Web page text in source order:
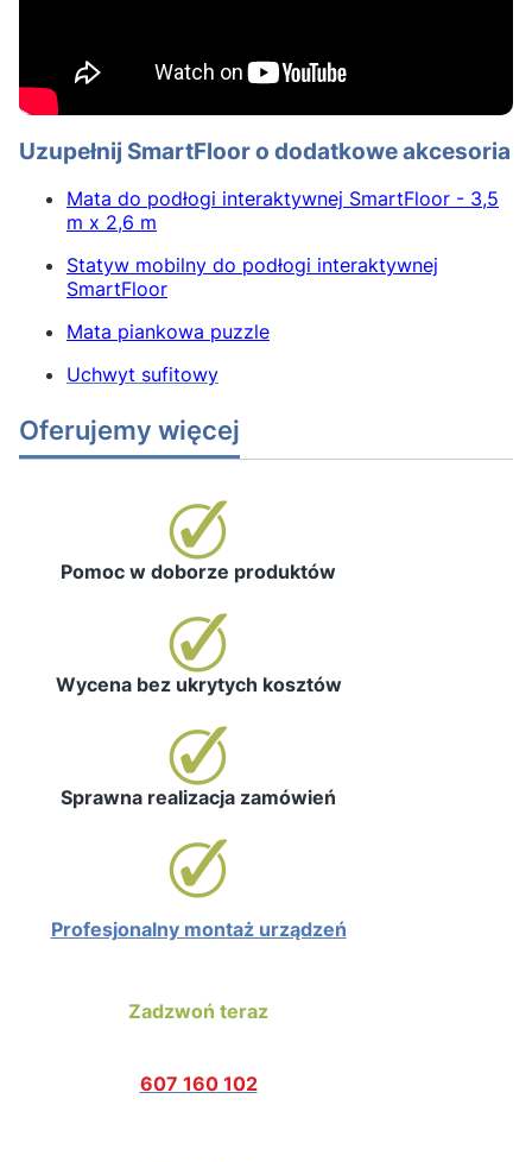
Uzupełnij SmartFloor o dodatkowe akcesoria
Mata do podłogi interaktywnej SmartFloor - 3,5
m x 2,6 m
Statyw mobilny do podłogi interaktywnej
SmartFloor
Mata piankowa puzzle
Uchwyt sufitowy
Oferujemy więcej
Pomoc w doborze produktów
Wycena bez ukrytych kosztów
Sprawna realizacja zamówień
Profesjonalny montaż urządzeń
Zadzwoń teraz
607 160 102